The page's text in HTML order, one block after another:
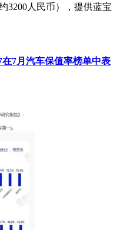
3200人民币），提供蓝宝
7月汽车保值率榜单中表